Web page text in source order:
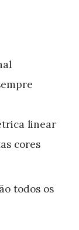
linear
cores
todos os